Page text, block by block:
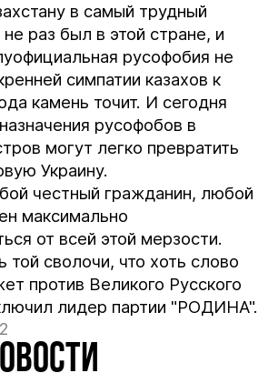
в самый трудный
раз был в этой стране, и
русофобия не
симпатии казахов к
камень точит. И сегодня
русофобов в
могут легко превратить
Украину.
честный гражданин, любой
максимально
от всей этой мерзости.
той сволочи, что хоть слово
против Великого Русского
лидер партии "РОДИНА".